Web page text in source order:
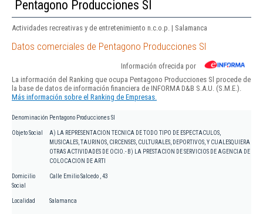
Pentagono Producciones Sl
Actividades recreativas y de entretenimiento n.c.o.p. | Salamanca
Datos comerciales de Pentagono Producciones Sl
Información ofrecida por
La información del Ranking que ocupa Pentagono Producciones Sl procede de
la base de datos de información financiera de INFORMA D&B S.A.U. (S.M.E.).
Más información sobre el Ranking de Empresas.
Denominación Pentagono Producciones Sl
Objeto Social
A) LA REPRESENTACION TECNICA DE TODO TIPO DE ESPECTACULOS,
MUSICALES, TAURINOS, CIRCENSES, CULTURALES, DEPORTIVOS, Y CUALESQUIERA
OTRAS ACTIVIDADES DE OCIO.- B) LA PRESTACION DE SERVICIOS DE AGENCIA DE
COLOCACION DE ARTI
Domicilio
Social
Calle Emilio Salcedo , 43
Localidad Salamanca